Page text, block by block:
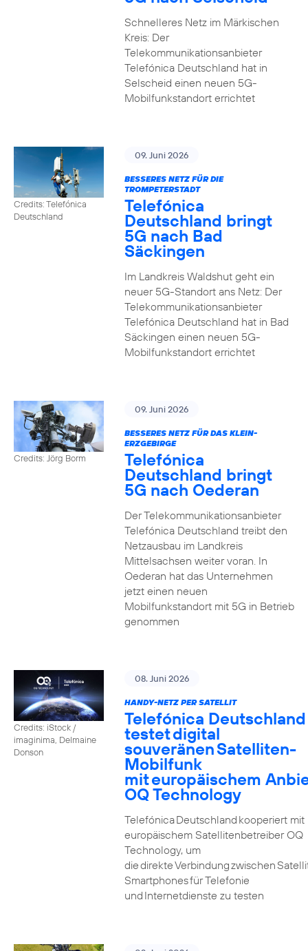
Schnelleres Netz im Märkischen
Kreis: Der
Telekommunikationsanbieter
Telefónica Deutschland hat in
Selscheid einen neuen 5G-
Mobilfunkstandort errichtet
Credits: Telefónica
Deutschland
09. Juni 2026
BESSERES NETZ FÜR DIE
TROMPETERSTADT
Telefónica
Deutschland bringt
5G nach Bad
Säckingen
Im Landkreis Waldshut geht ein
neuer 5G-Standort ans Netz: Der
Telekommunikationsanbieter
Telefónica Deutschland hat in Bad
Säckingen einen neuen 5G-
Mobilfunkstandort errichtet
Credits: Jörg Borm
09. Juni 2026
BESSERES NETZ FÜR DAS KLEIN-
ERZGEBIRGE
Telefónica
Deutschland bringt
5G nach Oederan
Der Telekommunikationsanbieter
Telefónica Deutschland treibt den
Netzausbau im Landkreis
Mittelsachsen weiter voran. In
Oederan hat das Unternehmen
jetzt einen neuen
Mobilfunkstandort mit 5G in Betrieb
genommen
Credits: iStock /
imaginima, Delmaine
Donson
08. Juni 2026
HANDY-NETZ PER SATELLIT
Telefónica Deutschland
testet digital
souveränen Satelliten-
Mobilfunk
mit europäischem
OQ Technology
Telefónica Deutschland kooperiert mit
europäischem Satellitenbetreiber OQ
Technology, um
die direkte Verbindung zwischen
Smartphones für Telefonie
und Internetdienste zu testen